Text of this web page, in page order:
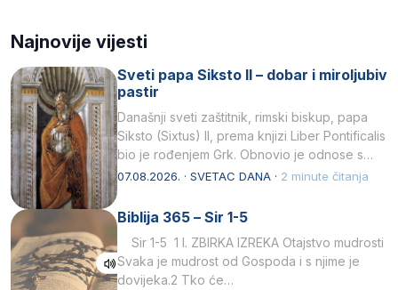
Najnovije vijesti
Sveti papa Siksto II – dobar i miroljubiv
pastir
Današnji sveti zaštitnik, rimski biskup, papa
Siksto (Sixtus) II, prema knjizi Liber Pontificalis
bio je rođenjem Grk. Obnovio je odnose s
afričkim…
07.08.2026. · SVETAC DANA · 2 minute čitanja
Biblija 365 – Sir 1-5
Sir 1-5 1 I. ZBIRKA IZREKA Otajstvo mudrosti
Svaka je mudrost od Gospoda i s njime je
dovijeka.2 Tko će…